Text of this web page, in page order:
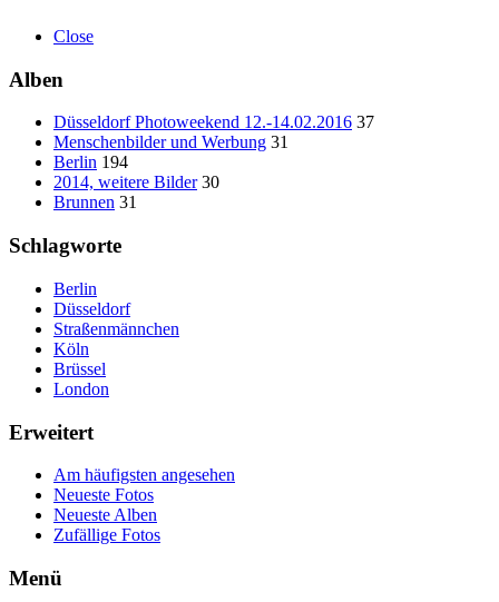
Close
Alben
Düsseldorf Photoweekend 12.-14.02.2016 37
Menschenbilder und Werbung 31
Berlin 194
2014, weitere Bilder 30
Brunnen 31
Schlagworte
Berlin
Düsseldorf
Straßenmännchen
Köln
Brüssel
London
Erweitert
Am häufigsten angesehen
Neueste Fotos
Neueste Alben
Zufällige Fotos
Menü